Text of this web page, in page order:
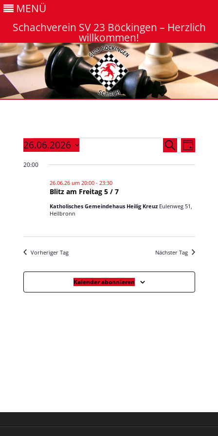
MENÜ
Schachverein SV 23 Böckingen – Herzlich
willkommen!
Gehe
Veranstaltungen
für Suche
Ansichten,
Suche
Tag
26.06.2026
Datum
wählen.
20:00
Blitz am Freitag 5 / 7
26.06.26 um 20:00- 23:30
Katholisches Gemeindehaus Heilig Kreuz Eulenweg 51,
Heilbronn
Vorheriger Tag Nächster Tag
Kalender abonnieren